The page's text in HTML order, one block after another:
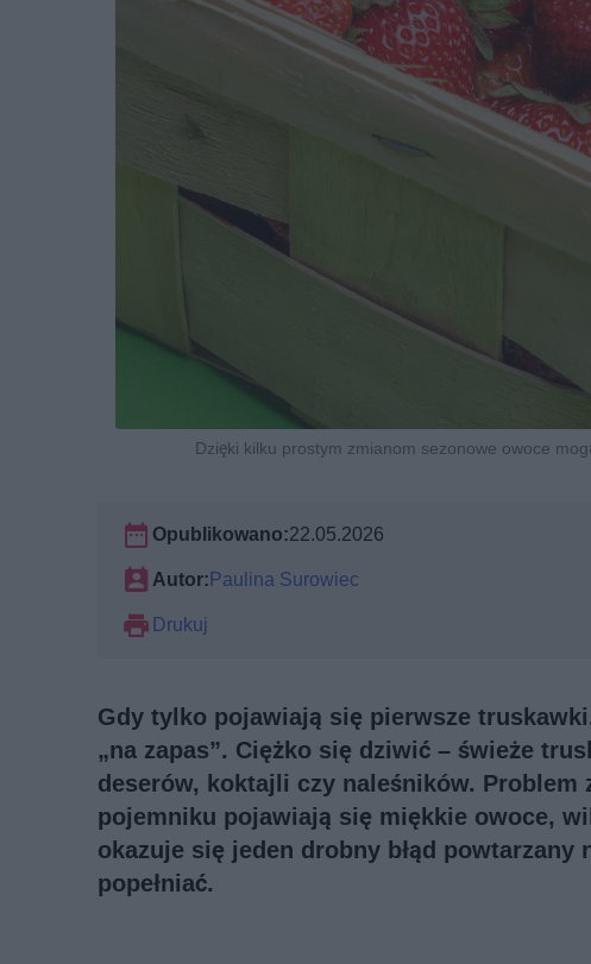
Dzięki kilku prostym zmianom sezonowe owoce
Opublikowano:22.05.2026
Autor:Paulina Surowiec
Drukuj
Gdy tylko pojawiają się pierwsze
„na zapas”. Ciężko się dziwić – świeże
deserów, koktajli czy naleśników.
pojemniku pojawiają się miękkie owoce,
okazuje się jeden drobny błąd
popełniać.